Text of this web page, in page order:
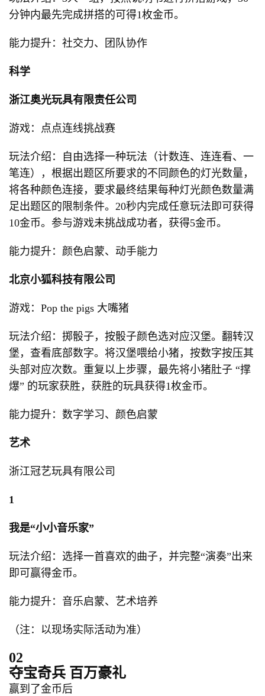
分钟内最先完成拼搭的可得1枚金币。
能力提升：社交力、团队协作
科学
浙江奥光玩具有限责任公司
游戏：点点连线挑战赛
玩法介绍：自由选择一种玩法（计数连、连连看、一
笔连），根据出题区所要求的不同颜色的灯光数量，
将各种颜色连接，要求最终结果每种灯光颜色数量满
足出题区的限制条件。20秒内完成任意玩法即可获得
10金币。参与游戏未挑战成功者，获得5金币。
能力提升：颜色启蒙、动手能力
北京小狐科技有限公司
游戏：Pop the pigs 大嘴猪
玩法介绍：掷骰子，按骰子颜色选对应汉堡。翻转汉
堡，查看底部数字。将汉堡喂给小猪，按数字按压其
头部对应次数。重复以上步骤，最先将小猪肚子 “撑
爆” 的玩家获胜，获胜的玩具获得1枚金币。
能力提升：数字学习、颜色启蒙
艺术
浙江冠艺玩具有限公司
1
我是“小小音乐家”
玩法介绍：选择一首喜欢的曲子，并完整“演奏”出来
即可赢得金币。
能力提升：音乐启蒙、艺术培养
（注：以现场实际活动为准）
02
夺宝奇兵 百万豪礼
赢到了金币后